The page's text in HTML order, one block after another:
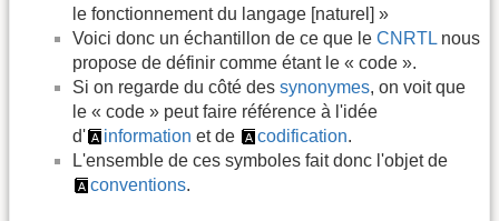
le fonctionnement du langage [naturel] »
Voici donc un échantillon de ce que le CNRTL nous
propose de définir comme étant le « code ».
Si on regarde du côté des synonymes, on voit que
le « code » peut faire référence à l'idée
d'
information et de codification.
L'ensemble de ces symboles fait donc l'objet de
conventions.